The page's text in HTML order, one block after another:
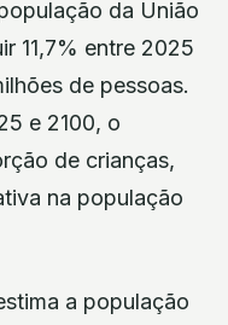
da União
11,7% entre 2025
de pessoas.
e 2100, o
de crianças,
na população
a população